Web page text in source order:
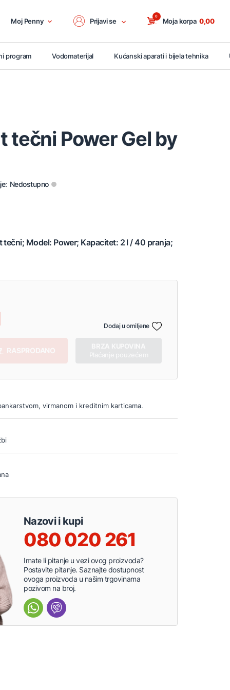
Moj Penny Prijavi se Moja korpa
0
0,00
program Vodomaterijal Kućanski aparati i bijela tehnika
tečni Power Gel by
Nedostupno
Model: Power; Kapacitet: 2 l / 40 pranja;
RASPRODANO
Dodaj u omiljene
virmanom i kreditnim karticama.
Nazovi i kupi
080 020 261
Imate li pitanje u vezi ovog proizvoda?
Postavite pitanje. Saznajte dostupnost
ovoga proizvoda u našim trgovinama
pozivom na broj.